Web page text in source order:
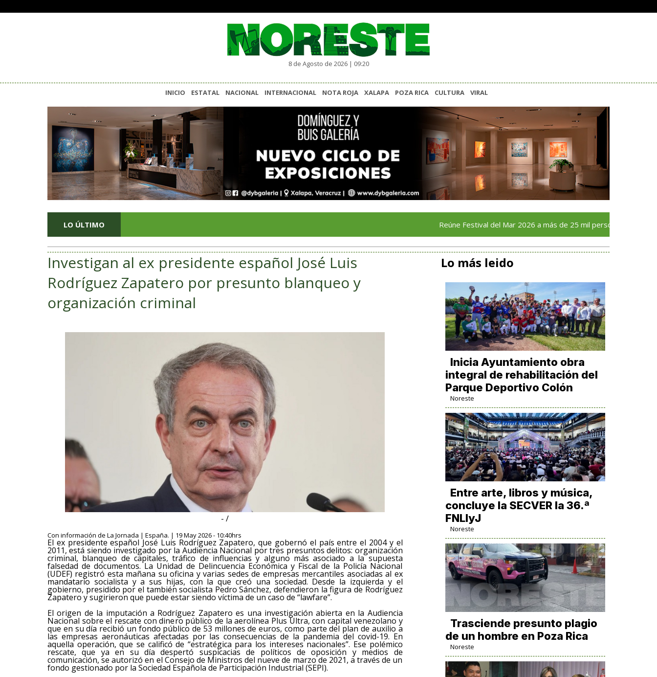
8 de Agosto de 2026 | 09:20
INICIO ESTATAL NACIONAL INTERNACIONAL NOTA ROJA XALAPA POZA RICA CULTURA VIRAL
LO ÚLTIMO Reúne Festival del Mar 2026 a más de 25 mil personas en su primer día
Investigan al ex presidente español José Luis
Rodríguez Zapatero por presunto blanqueo y
organización criminal
- /
Con información de La Jornada | España. | 19 May 2026 - 10:40hrs
El ex presidente español José Luis Rodríguez Zapatero, que gobernó el país entre el 2004 y el
2011, está siendo investigado por la Audiencia Nacional por tres presuntos delitos: organización
criminal, blanqueo de capitales, tráfico de influencias y alguno más asociado a la supuesta
falsedad de documentos. La Unidad de Delincuencia Económica y Fiscal de la Policía Nacional
(UDEF) registró esta mañana su oficina y varias sedes de empresas mercantiles asociadas al ex
mandatario socialista y a sus hijas, con la que creó una sociedad. Desde la izquierda y el
gobierno, presidido por el también socialista Pedro Sánchez, defendieron la figura de Rodríguez
Zapatero y sugirieron que puede estar siendo víctima de un caso de “lawfare”.
El origen de la imputación a Rodríguez Zapatero es una investigación abierta en la Audiencia
Nacional sobre el rescate con dinero público de la aerolínea Plus Ultra, con capital venezolano y
que en su día recibió un fondo público de 53 millones de euros, como parte del plan de auxilio a
las empresas aeronáuticas afectadas por las consecuencias de la pandemia del covid-19. En
aquella operación, que se calificó de “estratégica para los intereses nacionales”. Ese polémico
rescate, que ya en su día despertó suspicacias de políticos de oposición y medios de
comunicación, se autorizó en el Consejo de Ministros del nueve de marzo de 2021, a través de un
fondo gestionado por la Sociedad Española de Participación Industrial (SEPI).
Lo más leido
Inicia Ayuntamiento obra
integral de rehabilitación del
Parque Deportivo Colón
Noreste
Entre arte, libros y música,
concluye la SECVER la 36.ª
FNLIyJ
Noreste
Trasciende presunto plagio
de un hombre en Poza Rica
Noreste